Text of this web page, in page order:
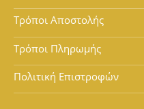
Τρόποι Αποστολής
Τρόποι Πληρωμής
Πολιτική Επιστροφών